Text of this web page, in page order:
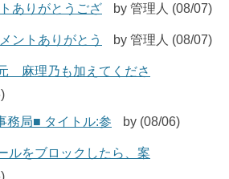
ありがとうござ by 管理人 (08/07)
ントありがとう by 管理人 (08/07)
麻理乃も加えてくださ
務局■ タイトル:参
by (08/06)
ルをブロックしたら、案